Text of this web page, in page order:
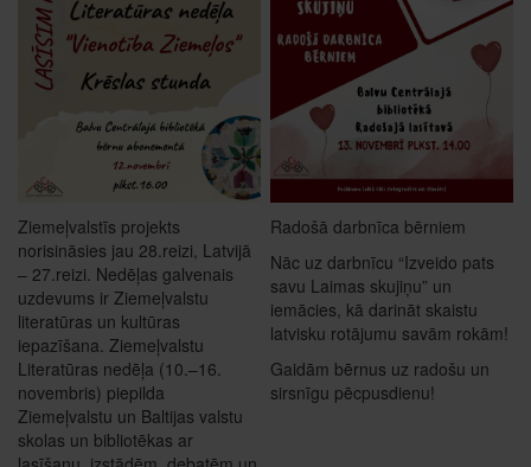
Ziemeļvalstīs projekts
norisināsies jau 28.reizi, Latvijā
– 27.reizi. Nedēļas galvenais
uzdevums ir Ziemeļvalstu
literatūras un kultūras
iepazīšana. Ziemeļvalstu
Literatūras nedēļa (10.–16.
novembris) piepilda
Ziemeļvalstu un Baltijas valstu
skolas un bibliotēkas ar
Radošā darbnīca bērniem
Nāc uz darbnīcu “Izveido pats
savu Laimas skujiņu” un
iemācies, kā darināt skaistu
latvisku rotājumu savām rokām!
Gaidām bērnus uz radošu un
sirsnīgu pēcpusdienu!